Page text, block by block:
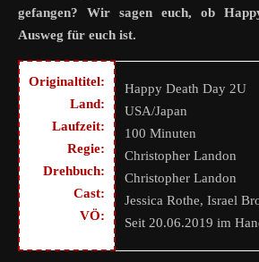
gefangen? Wir sagen euch, ob
Ausweg für euch ist.
Originaltitel:
Land:
Laufzeit:
Regie:
Drehbuch:
Cast:
VÖ:
Happy Death Day 2U
USA/Japan
100 Minuten
Christopher Landon
Christopher Landon
Jessica Rothe, Israel
Seit 20.06.2019 im